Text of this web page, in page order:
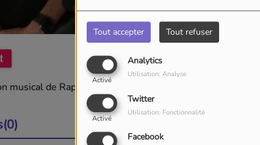
Tout accepter Tout refuser
Analytics
Activé
Utilisation: Analyse
Twitter
Activé
Utilisation: Fonctionnalité
Facebook
musical de Raphaëlle", les vendredis à 15h!